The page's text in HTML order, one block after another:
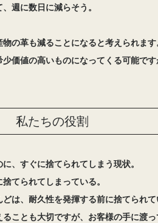
週に数日に減らそう。
の革も減ることになると考えられます
価値の高いものになってくる可能です
私たちの役割
、すぐに捨てられてしまう現状。
てられてしまっている。
は、耐久性を発揮する前に捨てられて
ことも大切ですが、お客様の手に渡